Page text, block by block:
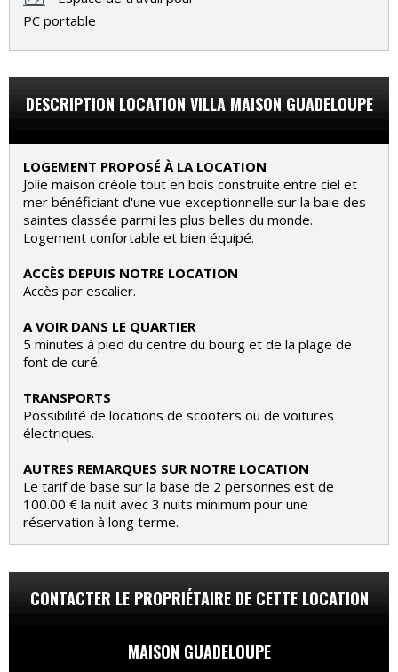
PC portable
DESCRIPTION LOCATION VILLA MAISON GUADELOUPE
LOGEMENT PROPOSÉ À LA LOCATION
Jolie maison créole tout en bois construite entre ciel et
mer bénéficiant d'une vue exceptionnelle sur la baie des
saintes classée parmi les plus belles du monde.
Logement confortable et bien équipé.
ACCÈS DEPUIS NOTRE LOCATION
Accès par escalier.
A VOIR DANS LE QUARTIER
5 minutes à pied du centre du bourg et de la plage de
font de curé.
TRANSPORTS
Possibilité de locations de scooters ou de voitures
électriques.
AUTRES REMARQUES SUR NOTRE LOCATION
Le tarif de base sur la base de 2 personnes est de
100.00 € la nuit avec 3 nuits minimum pour une
réservation à long terme.
CONTACTER LE PROPRIÉTAIRE DE CETTE LOCATION
MAISON GUADELOUPE